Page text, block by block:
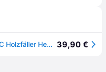
Urban Classics - FLANELL BASIC Holzfäller Hemd kariert 39,90 €